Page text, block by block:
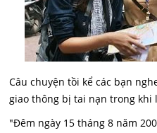
Câu chuyện tồi kể các bạn
giao thông bị tai nạn trong khi
"Đêm ngày 15 tháng 8 năm